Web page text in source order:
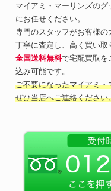
マイアミ・マーリンズの
にお任せください。
専門のスタッフがお客様
丁寧に査定し、高く買い取
全国送料無料で宅配買取を
込み可能です。
ご不要になったマイアミ
ぜひ当店へご連絡ください